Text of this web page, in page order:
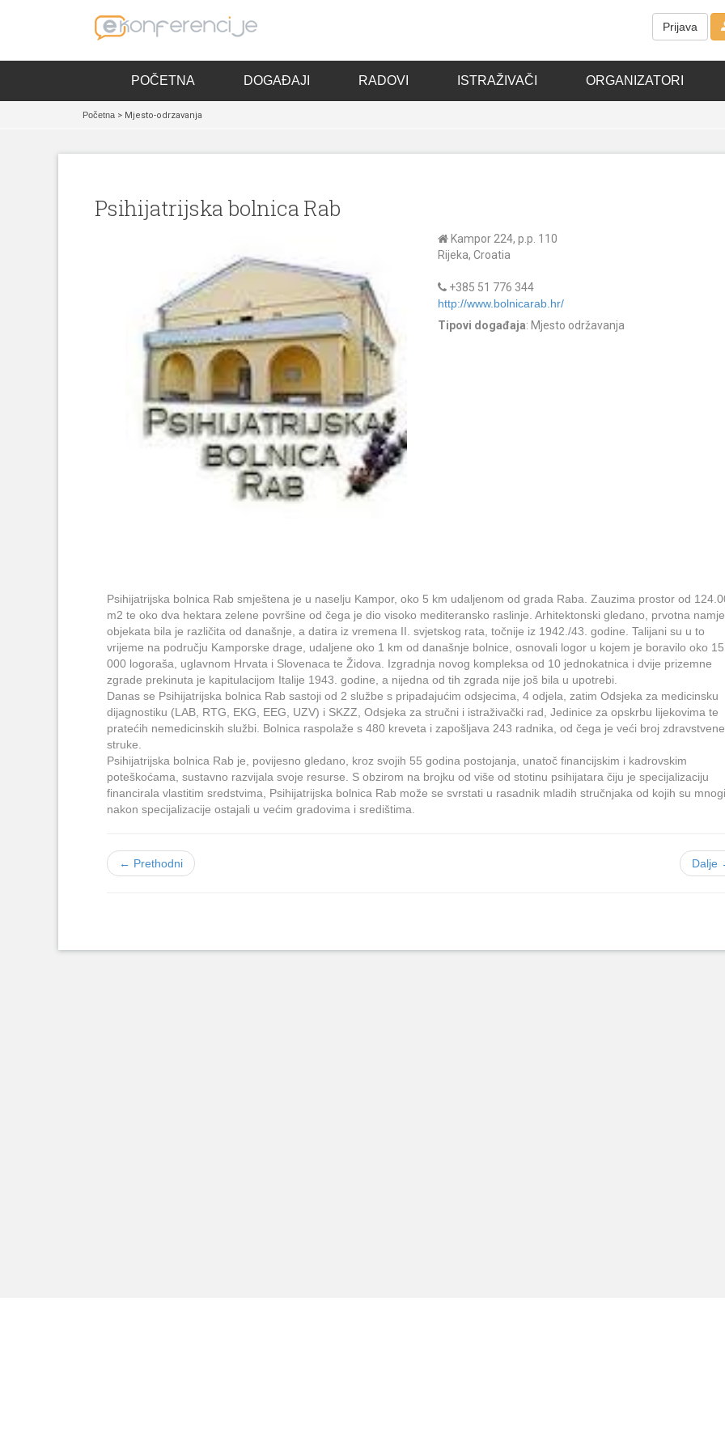
Prijava
POČETNA DOGAĐAJI RADOVI ISTRAŽIVAČI ORGANIZATORI
Početna > Mjesto-odrzavanja
Psihijatrijska bolnica Rab
Kampor 224, p.p. 110
Rijeka, Croatia
+385 51 776 344
http://www.bolnicarab.hr/
Tipovi događaja: Mjesto održavanja
Psihijatrijska bolnica Rab smještena je u naselju Kampor, oko 5 km udaljenom od grada Raba. Zauzima prostor od
m2 te oko dva hektara zelene površine od čega je dio visoko mediteransko raslinje. Arhitektonski gledano, prvotna
objekata bila je različita od današnje, a datira iz vremena II. svjetskog rata, točnije iz 1942./43. godine. Talijani su u to
vrijeme na području Kamporske drage, udaljene oko 1 km od današnje bolnice, osnovali logor u kojem je boravilo oko 15
000 logoraša, uglavnom Hrvata i Slovenaca te Židova. Izgradnja novog kompleksa od 10 jednokatnica i dvije prizemne
zgrade prekinuta je kapitulacijom Italije 1943. godine, a nijedna od tih zgrada nije još bila u upotrebi.
Danas se Psihijatrijska bolnica Rab sastoji od 2 službe s pripadajućim odsjecima, 4 odjela, zatim Odsjeka za medicinsku
dijagnostiku (LAB, RTG, EKG, EEG, UZV) i SKZZ, Odsjeka za stručni i istraživački rad, Jedinice za opskrbu lijekovima te
pratećih nemedicinskih službi. Bolnica raspolaže s 480 kreveta i zapošljava 243 radnika, od čega je veći broj zdravstvene
struke.
Psihijatrijska bolnica Rab je, povijesno gledano, kroz svojih 55 godina postojanja, unatoč financijskim i kadrovskim
poteškoćama, sustavno razvijala svoje resurse. S obzirom na brojku od više od stotinu psihijatara čiju je specijalizaciju
financirala vlastitim sredstvima, Psihijatrijska bolnica Rab može se svrstati u rasadnik mladih stručnjaka od kojih su mnogi
nakon specijalizacije ostajali u većim gradovima i središtima.
← Prethodni Dalje